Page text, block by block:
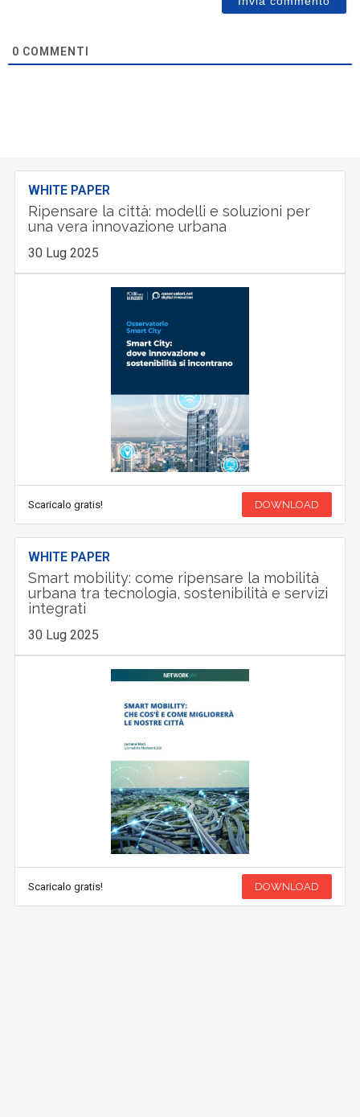
0 COMMENTI
WHITE PAPER
Ripensare la città: modelli e soluzioni per
una vera innovazione urbana
30 Lug 2025
Scaricalo gratis! DOWNLOAD
WHITE PAPER
Smart mobility: come ripensare la mobilità
urbana tra tecnologia, sostenibilità e servizi
integrati
30 Lug 2025
Scaricalo gratis! DOWNLOAD